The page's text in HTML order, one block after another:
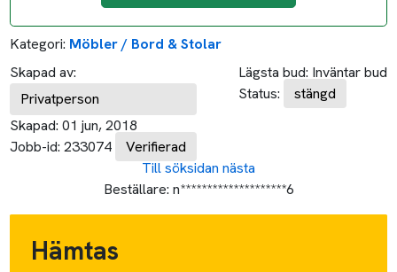
Kategori: Möbler / Bord & Stolar
Skapad av:
Privatperson
Skapad: 01 jun, 2018
Jobb-id: 233074 Verifierad
Lägsta bud: Inväntar bud
Status:
stängd
Till söksidan nästa
Beställare: n********************6
Hämtas